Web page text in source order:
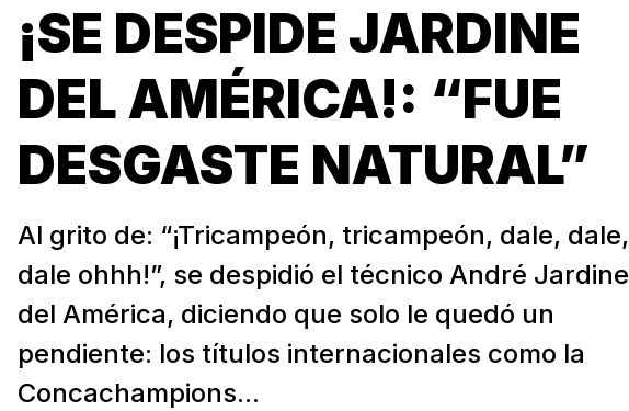
¡SE DESPIDE JARDINE
DEL AMÉRICA!: “FUE
DESGASTE NATURAL”
Al grito de: “¡Tricampeón, tricampeón, dale, dale,
dale ohhh!”, se despidió el técnico André Jardine
del América, diciendo que solo le quedó un
pendiente: los títulos internacionales como la
Concachampions...